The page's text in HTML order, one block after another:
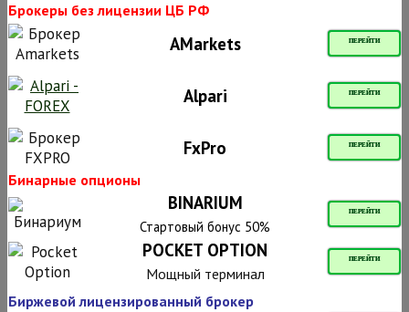
Брокеры без лицензии ЦБ РФ
AMarkets ПЕРЕЙТИ
Alpari ПЕРЕЙТИ
FxPro ПЕРЕЙТИ
Бинарные опционы
BINARIUM ПЕРЕЙТИ
Стартовый бонус 50%
POCKET OPTION ПЕРЕЙТИ
Мощный терминал
Биржевой лицензированный брокер